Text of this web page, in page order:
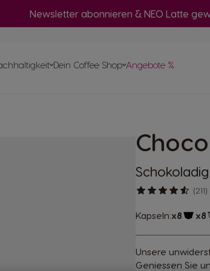
Newsletter abonnieren & NEO Latte
Adapter
mit deiner ORIGINAL Maschine zu
Dein Coffee Shop Angebote %
(211)
Kapseln:x8 x8
Unsere
Geniessen Sie